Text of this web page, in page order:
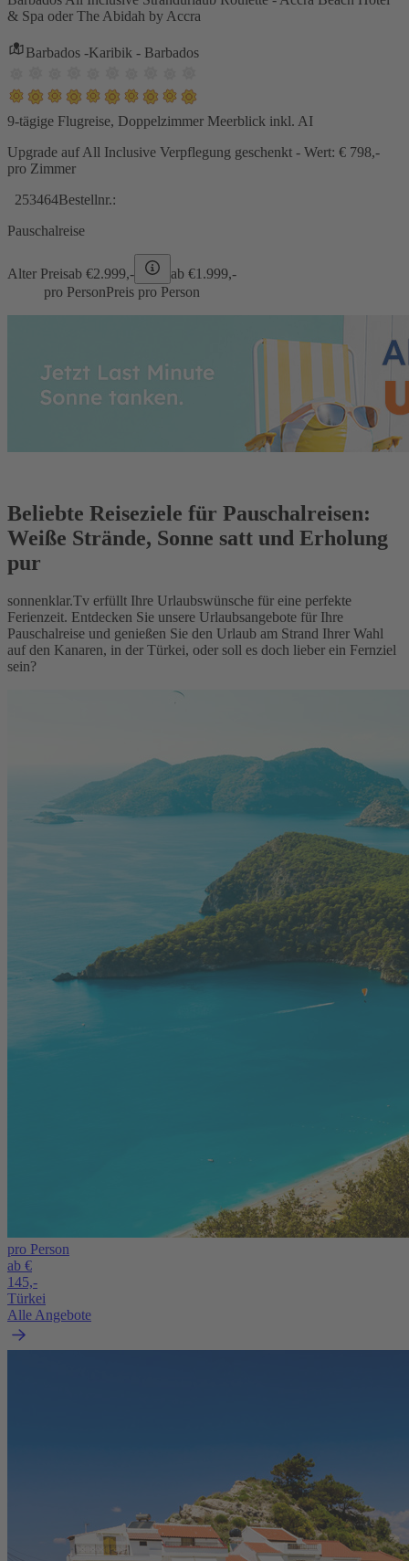
& Spa oder The Abidah by Accra
Barbados -Karibik - Barbados
9-tägige Flugreise, Doppelzimmer Meerblick inkl. AI
Upgrade auf All Inclusive Verpflegung geschenkt - Wert: € 798,-
pro Zimmer
253464Bestellnr.:
Pauschalreise
Alter Preisab €2.999,- ab €1.999,-
pro PersonPreis pro Person
Beliebte Reiseziele für Pauschalreisen:
Weiße Strände, Sonne satt und Erholung
pur
sonnenklar.Tv erfüllt Ihre Urlaubswünsche für eine perfekte
Ferienzeit. Entdecken Sie unsere Urlaubsangebote für Ihre
Pauschalreise und genießen Sie den Urlaub am Strand Ihrer Wahl
auf den Kanaren, in der Türkei, oder soll es doch lieber ein Fernziel
sein?
pro Person
ab €
145,-
Türkei
Alle Angebote